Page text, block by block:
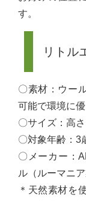
す。
リトル
〇素材：ウー
可能で環境に
〇サイズ：高
〇対象年齢：3
〇メーカー：
ル（ルーマニア
＊天然素材を